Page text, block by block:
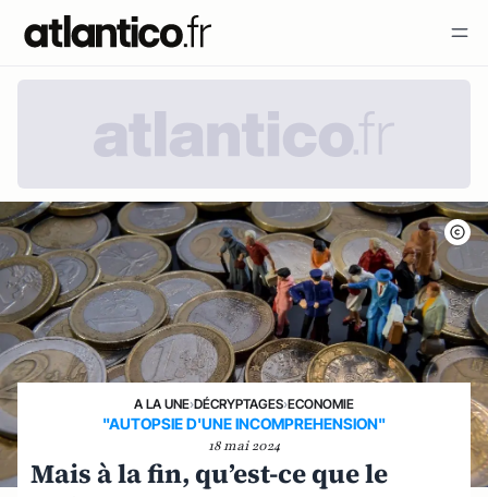
A LA UNE›DÉCRYPTAGES›ECONOMIE
"AUTOPSIE D'UNE INCOMPREHENSION"
18 mai 2024
Mais à la fin, qu’est-ce que le